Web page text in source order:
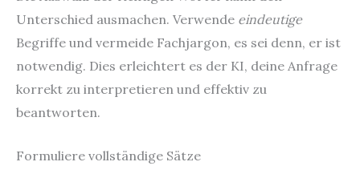
Unterschied ausmachen. Verwende eindeutige
Begriffe und vermeide Fachjargon, es sei denn, er ist
notwendig. Dies erleichtert es der KI, deine Anfrage
korrekt zu interpretieren und effektiv zu
beantworten.
Formuliere vollständige Sätze